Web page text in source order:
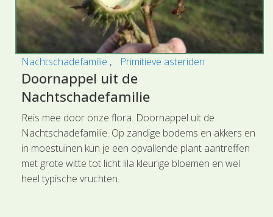
Nachtschadefamilie Primitieve asteriden
Doornappel uit de
Nachtschadefamilie
Reis mee door onze flora. Doornappel uit de
Nachtschadefamilie. Op zandige bodems en akkers en
in moestuinen kun je een opvallende plant aantreffen
met grote witte tot licht lila kleurige bloemen en wel
heel typische vruchten.